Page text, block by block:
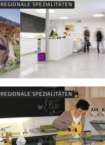
REGIONALE SPEZIALITÄTEN
REGIONALE SPEZIALITÄTEN